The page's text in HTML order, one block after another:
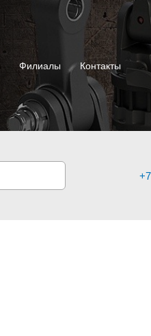
Филиалы Контакты